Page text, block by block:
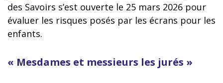
des Savoirs s’est ouverte le 25 mars 2026 pour
évaluer les risques posés par les écrans pour les
enfants.
« Mesdames et messieurs les jurés »